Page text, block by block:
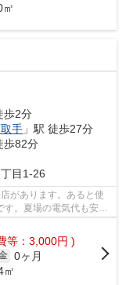
歩2分
手 」駅 徒歩27分
歩82分
丁目1-26
があります。あると使
す。夏場の電気代も安く
等：3,000円 )
0ヶ月
㎡